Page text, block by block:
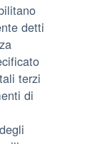
detti
terzi
di